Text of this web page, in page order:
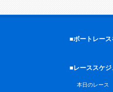
■ボートレー
■レーススケジ
本日のレース